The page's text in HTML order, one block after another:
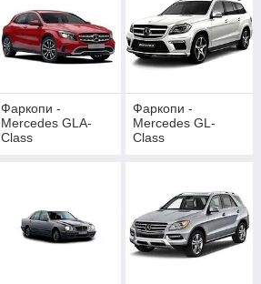
Фаркопи -
Mercedes GLA-
Class
Фаркопи -
Mercedes GL-
Class